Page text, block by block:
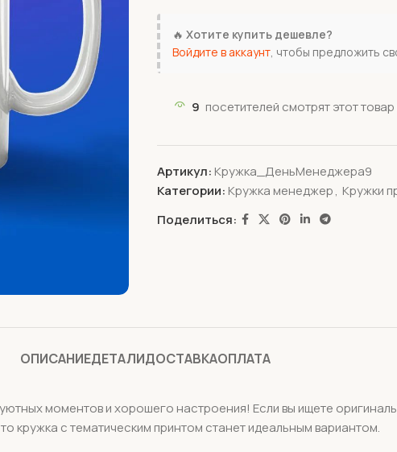
🔥 Хотите купить дешевле?
Войдите в аккаунт, чтобы предложить
9 посетителей смотрят этот
Артикул: Кружка_ДеньМенеджера9
Категории: Кружка менеджер, Кружки
Поделиться:
ОПИСАНИЕДЕТАЛИДОСТАВКАОПЛАТА
моментов и хорошего настроения! Если вы ищете
кружка с тематическим принтом станет идеальным вариантом.